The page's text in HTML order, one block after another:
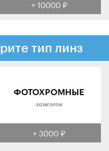
+ 10000 ₽
тип линз
ФОТОХРОМНЫЕ
хамелеон
+ 3000 ₽